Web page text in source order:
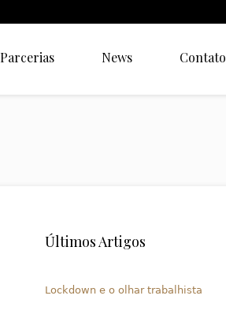
Parcerias News Contato
Últimos Artigos
Lockdown e o olhar trabalhista